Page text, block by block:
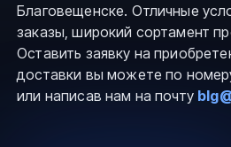
Благовещенске. Отличные
заказы, широкий сортамент
Оставить заявку на
доставки вы можете по
или написав нам на почту